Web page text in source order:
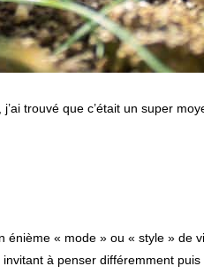
trouvé que c’était un super
énième « mode » ou « style » de
à penser différemment